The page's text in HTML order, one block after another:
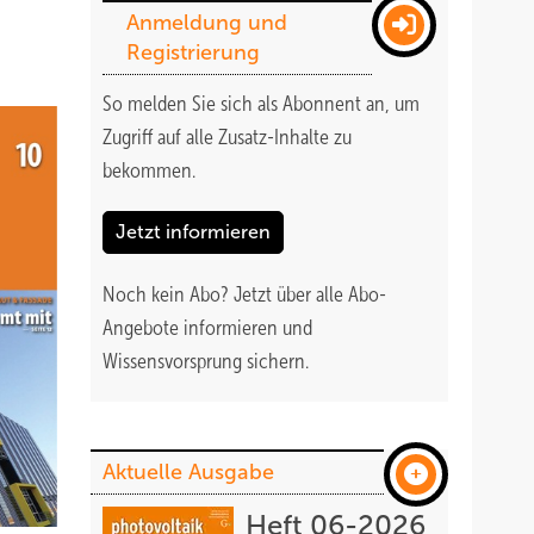
Anmeldung und
Registrierung
So melden Sie sich als Abonnent an, um
Zugriff auf alle Zusatz-Inhalte zu
bekommen.
Jetzt informieren
Noch kein Abo? Jetzt über alle Abo-
Angebote informieren und
Wissensvorsprung sichern.
Aktuelle Ausgabe
Heft 06-2026